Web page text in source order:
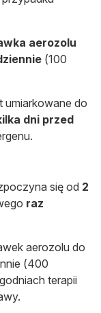
aerozolu
(100
umiarkowane do
dni przed
się od 2
raz
aerozolu do
(400
terapii